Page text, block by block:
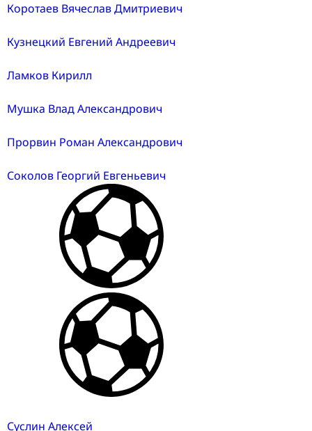
Коротаев Вячеслав Дмитриевич
Кузнецкий Евгений Андреевич
Ламков Кирилл
Мушка Влад Александрович
Прорвин Роман Александрович
Соколов Георгий Евгеньевич
Суслин Алексей